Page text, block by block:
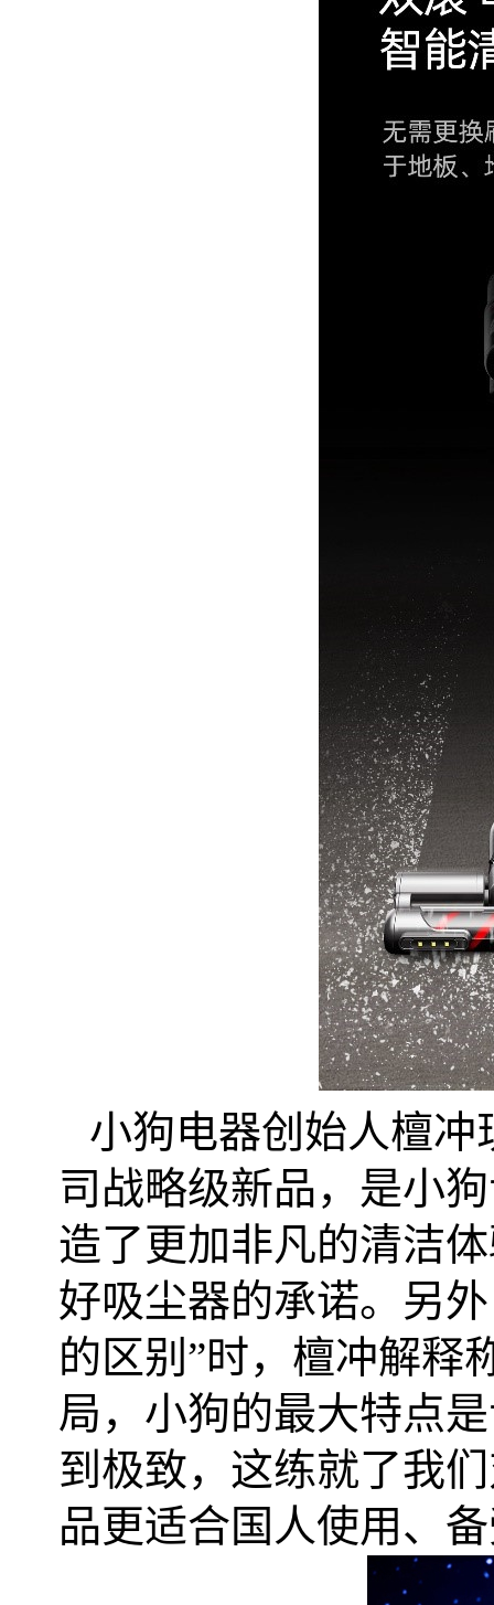
小狗电器创始人檀
司战略级新品，是小
造了更加非凡的清洁
好吸尘器的承诺。另
的区别”时，檀冲解释
局，小狗的最大特点
到极致，这练就了我
品更适合国人使用、